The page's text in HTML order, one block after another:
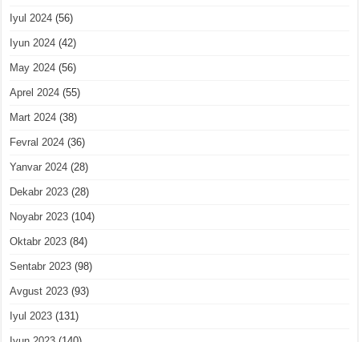
Iyul 2024 (56)
Iyun 2024 (42)
May 2024 (56)
Aprel 2024 (55)
Mart 2024 (38)
Fevral 2024 (36)
Yanvar 2024 (28)
Dekabr 2023 (28)
Noyabr 2023 (104)
Oktabr 2023 (84)
Sentabr 2023 (98)
Avgust 2023 (93)
Iyul 2023 (131)